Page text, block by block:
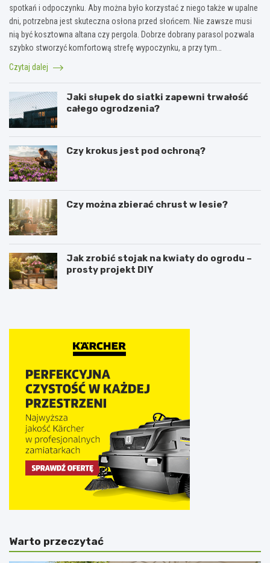
spotkań i odpoczynku. Aby można było korzystać z niego także w upalne
dni, potrzebna jest skuteczna osłona przed słońcem. Nie zawsze musi
nią być kosztowna altana czy pergola. Dobrze dobrany parasol pozwala
szybko stworzyć komfortową strefę wypoczynku, a przy tym…
Czytaj dalej
Jaki słupek do siatki zapewni trwałość
całego ogrodzenia?
Czy krokus jest pod ochroną?
Czy można zbierać chrust w lesie?
Jak zrobić stojak na kwiaty do ogrodu –
prosty projekt DIY
Warto przeczytać